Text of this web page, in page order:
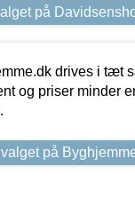
på
drives i tæt
og priser minder
på